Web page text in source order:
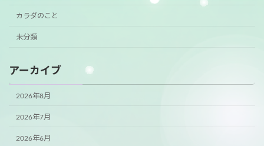
カラダのこと
未分類
アーカイブ
2026年8月
2026年7月
2026年6月